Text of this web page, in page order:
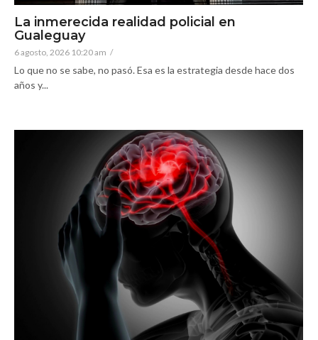
La inmerecida realidad policial en
Gualeguay
6 agosto, 2026 10:20 am /
Lo que no se sabe, no pasó. Esa es la estrategia desde hace dos
años y...